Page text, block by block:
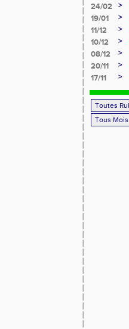
24/02
>
19/01
>
11/12
>
10/12
>
08/12
>
20/11 >
17/11
>